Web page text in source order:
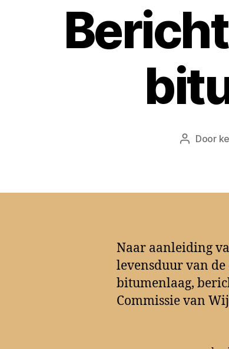
Door
Naar aanleiding
levensduur van de
bitumenlaag,
Commissie van